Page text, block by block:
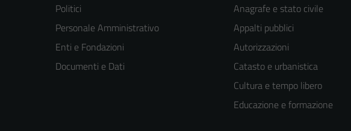
Politici
Personale Amministrativo
Enti e Fondazioni
Documenti e Dati
Anagrafe e stato civile
Appalti pubblici
Autorizzazioni
Catasto e urbanistica
Cultura e tempo libero
Educazione e formazione